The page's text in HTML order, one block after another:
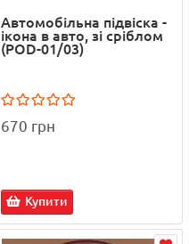
Автомобільна підвіска -
ікона в авто, зі сріблом
(POD-01/03)
670 грн
Купити